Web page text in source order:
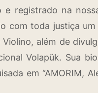
registrado na
com toda justiça
além de
Volapük. Sua
em “AMORIM,